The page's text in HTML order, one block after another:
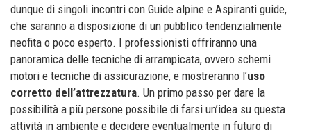
dunque di singoli incontri con Guide alpine e Aspiranti guide,
che saranno a disposizione di un pubblico tendenzialmente
neofita o poco esperto. I professionisti offriranno una
panoramica delle tecniche di arrampicata, ovvero schemi
motori e tecniche di assicurazione, e mostreranno l’uso
corretto dell’attrezzatura. Un primo passo per dare la
possibilità a più persone possibile di farsi un’idea su questa
attività in ambiente e decidere eventualmente in futuro di